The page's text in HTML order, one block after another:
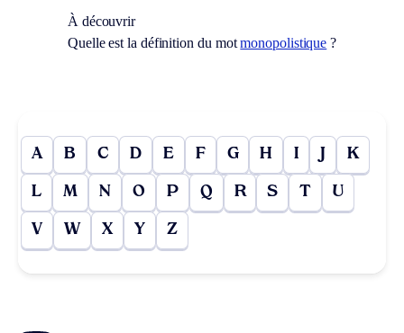
À découvrir
Quelle est la définition du motmonopolistique ?
A B C D E F G H I J K
L M N O P Q R S T U
V W X Y Z